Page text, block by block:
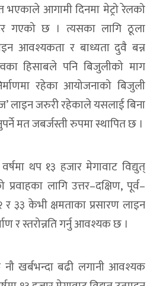
आगामी दिनमा मेट्रो रेलको
गएको छ । त्यसका लागि ठूला
आवश्यकता र बाध्यता दुवै बन्न
हिसाबले पनि बिजुलीको माग
रहेका आयोजनाको बिजुली
लाइन जरुरी रहेकाले यसलाई बिना
मत जबर्जस्ती रुपमा स्थापित छ ।
थप १३ हजार मेगावाट विद्युत्
लागि उत्तर–दक्षिण, पूर्व–
र ३३ केभी क्षमताका प्रसारण लाइन
र स्तरोन्नति गर्नु आवश्यक छ ।
नौ खर्बभन्दा बढी लगानी आवश्यक